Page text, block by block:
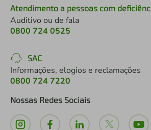
Atendimento a pessoas com
Auditivo ou de fala
0800 724 0525
SAC
Informações, elogios e reclamações
0800 724 7220
Nossas Redes Sociais